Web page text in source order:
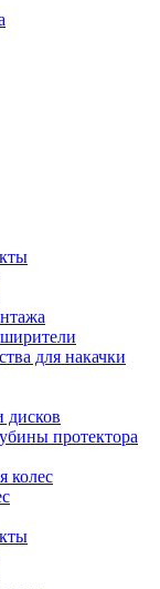
для накачки
дисков
протектора
колес